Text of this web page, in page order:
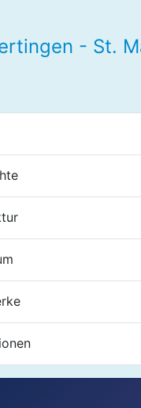
- St.